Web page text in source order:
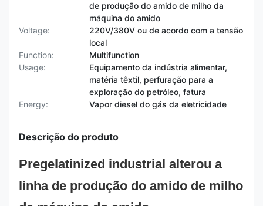
de produção do amido de milho da
máquina do amido
Voltage:
220V/380V ou de acordo com a tensão
local
Function:
Multifunction
Usage:
Equipamento da indústria alimentar,
matéria têxtil, perfuração para a
exploração do petróleo, fatura
Energy:
Vapor diesel do gás da eletricidade
Descrição do produto
Pregelatinized industrial alterou a
linha de produção do amido de milho